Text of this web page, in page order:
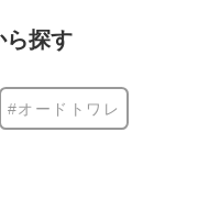
ら探す
#オードトワレ